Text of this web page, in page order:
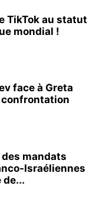
TikTok au statut
mondial !
face à Greta
confrontation
des mandats
Israéliennes
de...